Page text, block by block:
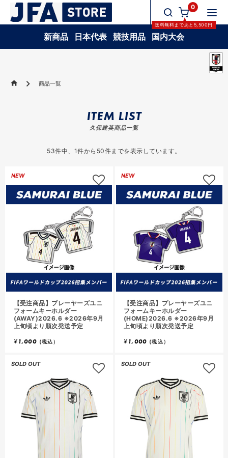
0
送料無料まであと 5,500円
新商品 日本代表 競技用品 国内大会
商品一覧
ITEM LIST
久保建英商品一覧
53件中、 1件から 50件までを表示しています。
NEW
【受注商品】プレーヤーズユニ
フォームキーホルダー
(AWAY)2026.6 ※2026年9月
上旬頃より順次発送予定
¥1,000 (税込）
NEW
【受注商品】プレーヤーズユニ
フォームキーホルダー
(HOME)2026.6 ※2026年9月
上旬頃より順次発送予定
¥1,000 (税込）
SOLD OUT SOLD OUT